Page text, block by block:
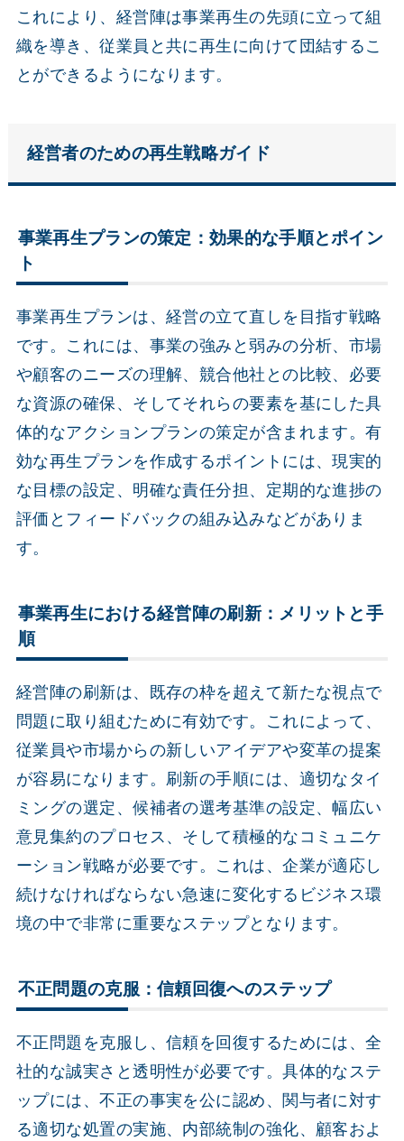
これにより、経営陣は事業再生の先頭に立って組
織を導き、従業員と共に再生に向けて団結するこ
とができるようになります。
経営者のための再生戦略ガイド
事業再生プランの策定：効果的な手順とポイン
ト
事業再生プランは、経営の立て直しを目指す戦略
です。これには、事業の強みと弱みの分析、市場
や顧客のニーズの理解、競合他社との比較、必要
な資源の確保、そしてそれらの要素を基にした具
体的なアクションプランの策定が含まれます。有
効な再生プランを作成するポイントには、現実的
な目標の設定、明確な責任分担、定期的な進捗の
評価とフィードバックの組み込みなどがありま
す。
事業再生における経営陣の刷新：メリットと手
順
経営陣の刷新は、既存の枠を超えて新たな視点で
問題に取り組むために有効です。これによって、
従業員や市場からの新しいアイデアや変革の提案
が容易になります。刷新の手順には、適切なタイ
ミングの選定、候補者の選考基準の設定、幅広い
意見集約のプロセス、そして積極的なコミュニケ
ーション戦略が必要です。これは、企業が適応し
続けなければならない急速に変化するビジネス環
境の中で非常に重要なステップとなります。
不正問題の克服：信頼回復へのステップ
不正問題を克服し、信頼を回復するためには、全
社的な誠実さと透明性が必要です。具体的なステ
ップには、不正の事実を公に認め、関与者に対す
る適切な処置の実施、内部統制の強化、顧客およ